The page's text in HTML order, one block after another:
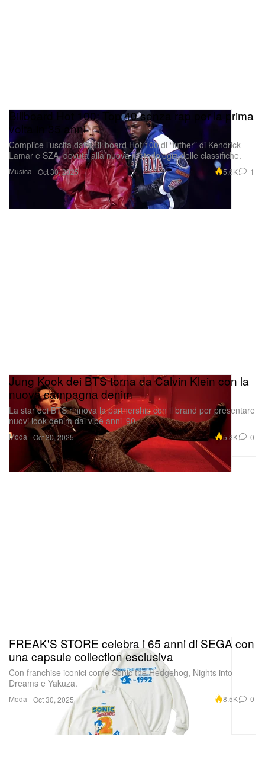
Musica
Billboard Hot 100: Top 40 senza rap per la prima
volta in 35 anni
Complice l’uscita dalla Billboard Hot 100 di “luther” di Kendrick
Lamar e SZA, dovuta alla nuova metodologia delle classifiche.
Oct 30, 2025 5.6K 1
Moda
Jung Kook dei BTS torna da Calvin Klein con la
nuova campagna denim
La star dei BTS rinnova la partnership con il brand per presentare
nuovi look denim dal vibe anni ’90.
Oct 30, 2025 5.8K 0
Moda
FREAK'S STORE celebra i 65 anni di SEGA con
una capsule collection esclusiva
Con franchise iconici come Sonic the Hedgehog, Nights into
Dreams e Yakuza.
Oct 30, 2025 8.5K 0